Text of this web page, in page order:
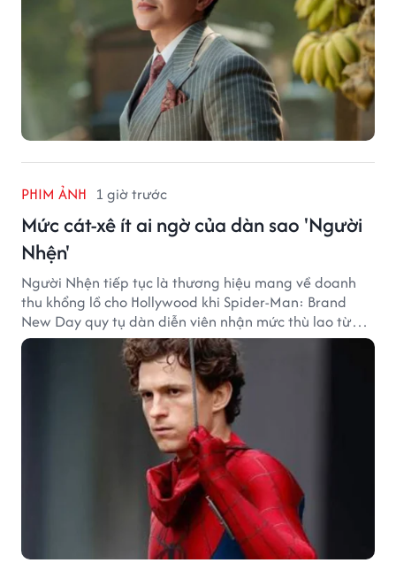
PHIM ẢNH 1 giờ trước
Mức cát-xê ít ai ngờ của dàn sao 'Người
Nhện'
Người Nhện tiếp tục là thương hiệu mang về doanh
thu khổng lồ cho Hollywood khi Spider-Man: Brand
New Day quy tụ dàn diễn viên nhận mức thù lao từ
hàng chục đến hàng trăm tỷ đồng. Thành công phòng
vé của bộ phim cũng giúp nhiều ngôi sao sở hữu khoản
thu nhập đáng mơ ước.